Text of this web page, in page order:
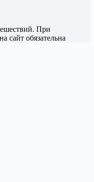
При
сайт обязательна